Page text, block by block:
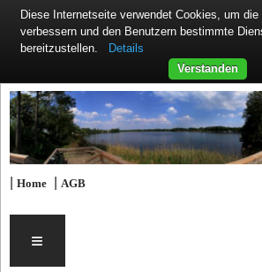
|Home |AGB
≡
Diese Internetseite verwendet Cookies, um
verbessern und den Benutzern bestimmte
bereitzustellen.
Details
Verstanden